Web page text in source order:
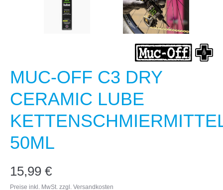
MUC-OFF C3 DRY
CERAMIC LUBE
50ML
15,99 €
Preise inkl. MwSt. zzgl. Versandkosten